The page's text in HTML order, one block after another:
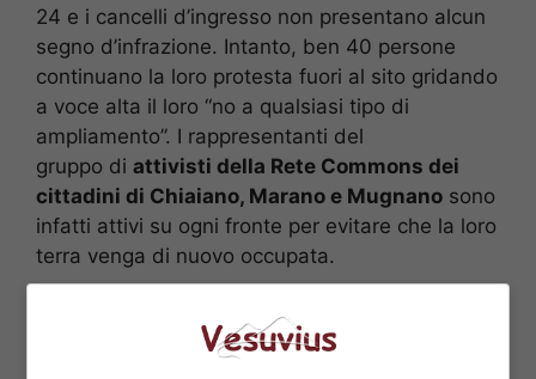
24 e i cancelli d’ingresso non presentano alcun
segno d’infrazione. Intanto, ben 40 persone
continuano la loro protesta fuori al sito gridando
a voce alta il loro “no a qualsiasi tipo di
ampliamento”. I rappresentanti del
gruppo di attivisti della Rete Commons dei
cittadini di Chiaiano, Marano e Mugnano sono
infatti attivi su ogni fronte per evitare che la loro
terra venga di nuovo occupata.